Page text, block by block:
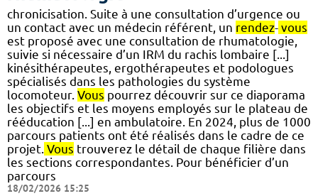
chronicisation. Suite à une consultation d’urgence ou
un contact avec un médecin référent, un rendez- vous
est proposé avec une consultation de rhumatologie,
suivie si nécessaire d’un IRM du rachis lombaire [...]
kinésithérapeutes, ergothérapeutes et podologues
spécialisés dans les pathologies du système
locomoteur. Vous pourrez découvrir sur ce diaporama
les objectifs et les moyens employés sur le plateau de
rééducation [...] en ambulatoire. En 2024, plus de 1000
parcours patients ont été réalisés dans le cadre de ce
projet. Vous trouverez le détail de chaque filière dans
les sections correspondantes. Pour bénéficier d’un
parcours
18/02/2026 15:25